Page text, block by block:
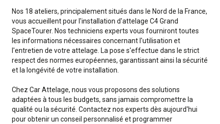
Nos 18 ateliers, principalement situés dans le Nord de la France,
vous accueillent pour l'installation d'attelage C4 Grand
SpaceTourer. Nos techniciens experts vous fourniront toutes
les informations nécessaires concernant l'utilisation et
l'entretien de votre attelage. La pose s'effectue dans le strict
respect des normes européennes, garantissant ainsi la sécurité
et la longévité de votre installation.
Chez Car Attelage, nous vous proposons des solutions
adaptées à tous les budgets, sans jamais compromettre la
qualité ou la sécurité. Contactez nos experts dès aujourd'hui
pour obtenir un conseil personnalisé et programmer